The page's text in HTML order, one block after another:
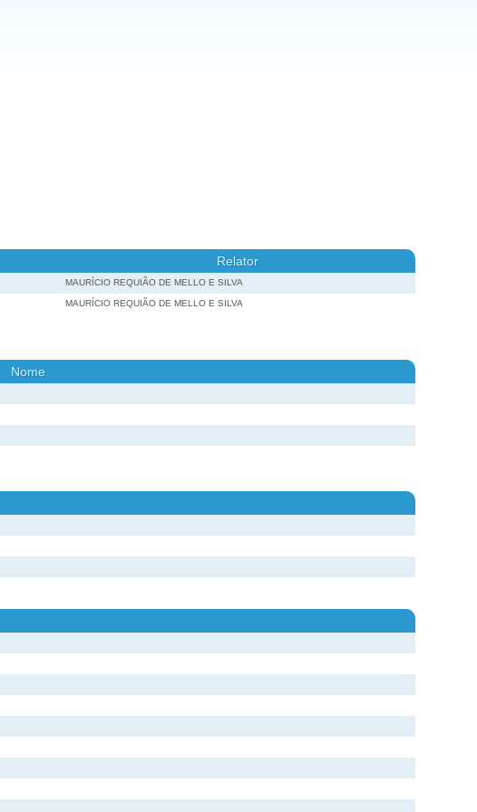
Relator
MAURÍCIO REQUIÃO DE MELLO E SILVA
MAURÍCIO REQUIÃO DE MELLO E SILVA
Nome